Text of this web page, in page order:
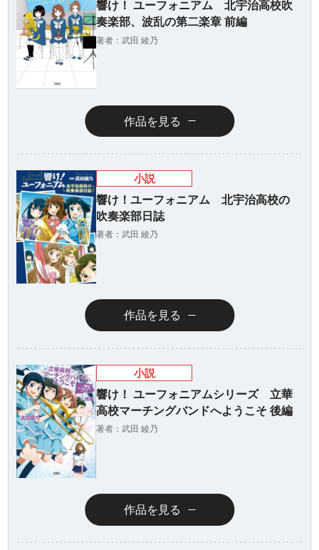
響け！ ユーフォニアム 北宇治高校吹
奏楽部、波乱の第二楽章 前編
著者：武田 綾乃
作品を見る
小説
響け！ユーフォニアム 北宇治高校の
吹奏楽部日誌
著者：武田 綾乃
作品を見る
小説
響け！ ユーフォニアムシリーズ 立華
高校マーチングバンドへようこそ 後編
著者：武田 綾乃
作品を見る